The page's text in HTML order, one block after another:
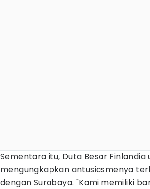
Sementara itu, Duta Besar Finlandia
mengungkapkan antusiasmenya
dengan Surabaya. "Kami memiliki